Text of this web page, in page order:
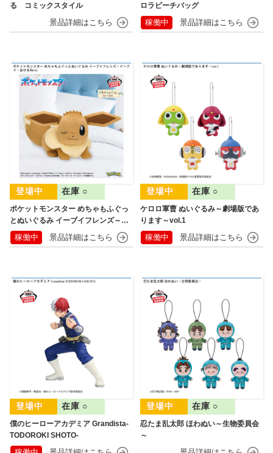
る コミックスタイル
ロラビーチバッグ
稼働中
ポケットモンスター めちゃもふぐっ
とぬいぐるみ イーブイフレンズ～イ
ーブイ～おひるねver.
在庫 ○
稼働中
ケロロ軍曹 ぬいぐるみ～劇場版であ
ります～vol.1
在庫 ○
稼働中
僕のヒーローアカデミア Grandista-
TODOROKI SHOTO-
在庫 ○
忍たま乱太郎 ほわぬい～生物委員会
～
在庫 ○